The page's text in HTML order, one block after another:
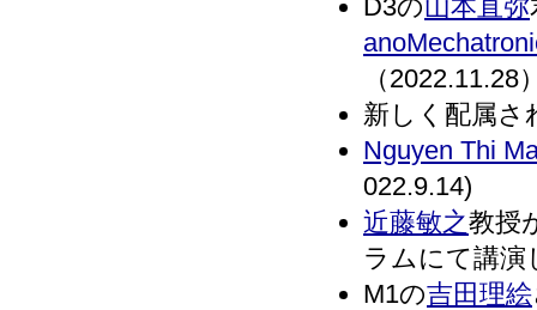
D3の山本直弥
（2022.11.28
新しく配属さ
Nguyen Thi
022.9.14)
近藤敏之教授
ラムにて講演
M1の吉田理絵